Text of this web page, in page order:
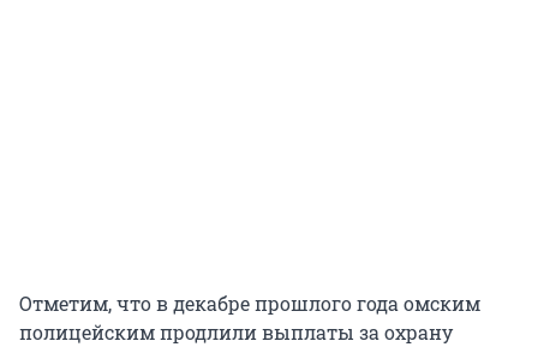
Отметим, что в декабре прошлого года омским
полицейским продлили выплаты за охрану